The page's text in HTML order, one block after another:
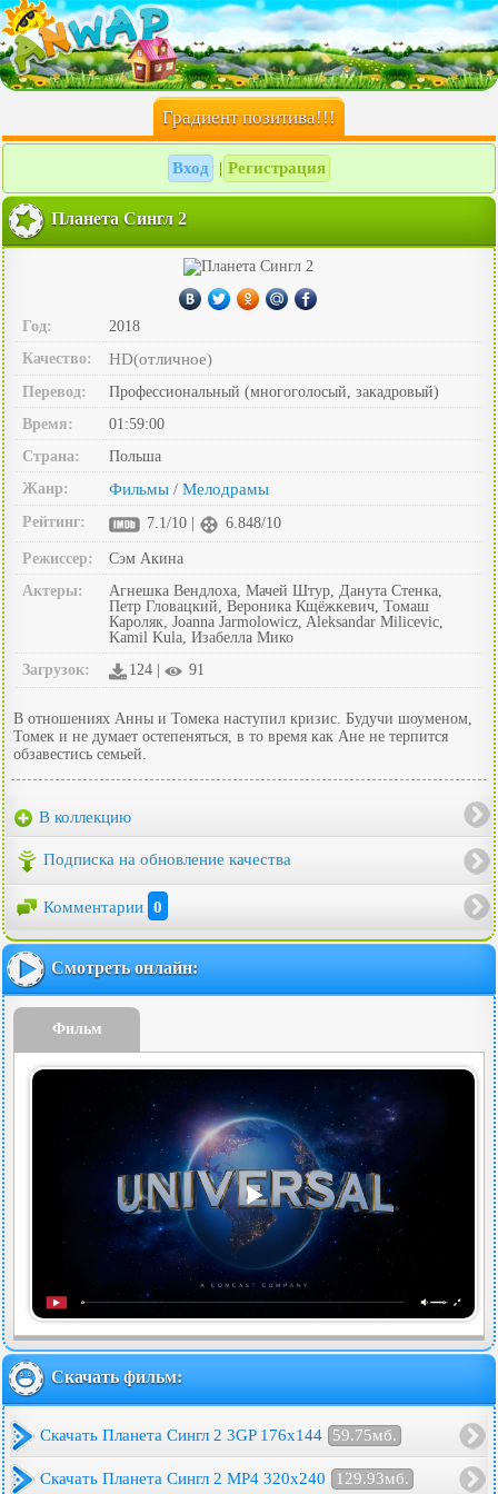
Градиент позитива!!!
Вход Регистрация
Планета Сингл 2
Год:
2018
Качество:
HD(отличное)
Перевод:
Профессиональный (многоголосый, закадровый)
Время:
01:59:00
Страна:
Польша
Жанр:
Фильмы / Мелодрамы
Рейтинг: 7.1/10 | 6.848/10
Режиссер:
Сэм Акина
Актеры:
Агнешка Вендлоха, Мачей Штур, Данута Стенка,
Петр Гловацкий, Вероника Кщёжкевич, Томаш
Кароляк, Joanna Jarmolowicz, Aleksandar Milicevic,
Kamil Kula, Изабелла Мико
Загрузок:
124 | 91
В отношениях Анны и Томека наступил кризис. Будучи шоуменом,
Томек и не думает остепеняться, в то время как Ане не терпится
обзавестись семьей.
В коллекцию
Подписка на обновление качества
Комментарии 0
Смотреть онлайн:
Фильм
Скачать фильм:
Скачать Планета Сингл 2 3GP 176x144 59.75мб.
Скачать Планета Сингл 2 MP4 320x240 129.93мб.